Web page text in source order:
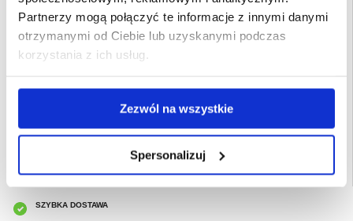
Partnerzy mogą połączyć te informacje z innymi danymi
otrzymanymi od Ciebie lub uzyskanymi podczas
korzystania z ich usług.
Zezwól na wszystkie
Spersonalizuj
Ultra
- Obsługa MagSafe umożliwia korzystanie ze wszystkich akcesoriów MagSafe
- Wykonane z wysokiej jakości, trwałego i półelastycznego płynnego silikonu
Przeznaczenie: Samsung Galaxy S24 Ultra
Opakowanie:Zastępcze
EAN: 5714122330383
Akcesoria do telefonów,Etui & Akcesoria Samsung
Samsung Galaxy S24 Ultra Etui & Akcesoria
SZYBKA DOSTAWA